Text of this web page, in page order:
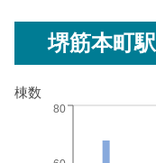
堺筋本町駅
棟数
80